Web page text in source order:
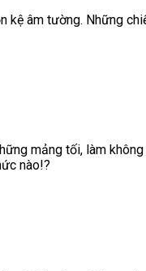
âm tường. Những
mảng tối, làm
nào!?